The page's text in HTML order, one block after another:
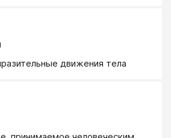
движения тела